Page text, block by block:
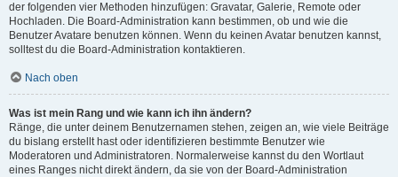
der folgenden vier Methoden hinzufügen: Gravatar, Galerie, Remote oder
Hochladen. Die Board-Administration kann bestimmen, ob und wie die
Benutzer Avatare benutzen können. Wenn du keinen Avatar benutzen kannst,
solltest du die Board-Administration kontaktieren.
Nach oben
Was ist mein Rang und wie kann ich ihn ändern?
Ränge, die unter deinem Benutzernamen stehen, zeigen an, wie viele Beiträge
du bislang erstellt hast oder identifizieren bestimmte Benutzer wie
Moderatoren und Administratoren. Normalerweise kannst du den Wortlaut
eines Ranges nicht direkt ändern, da sie von der Board-Administration